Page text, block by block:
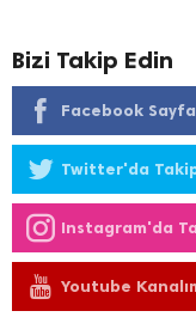
Bizi Takip Edin
Facebook
Twitter'da
Instagram'da
Youtube